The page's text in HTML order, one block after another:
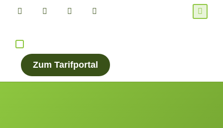
Zum Tarifportal